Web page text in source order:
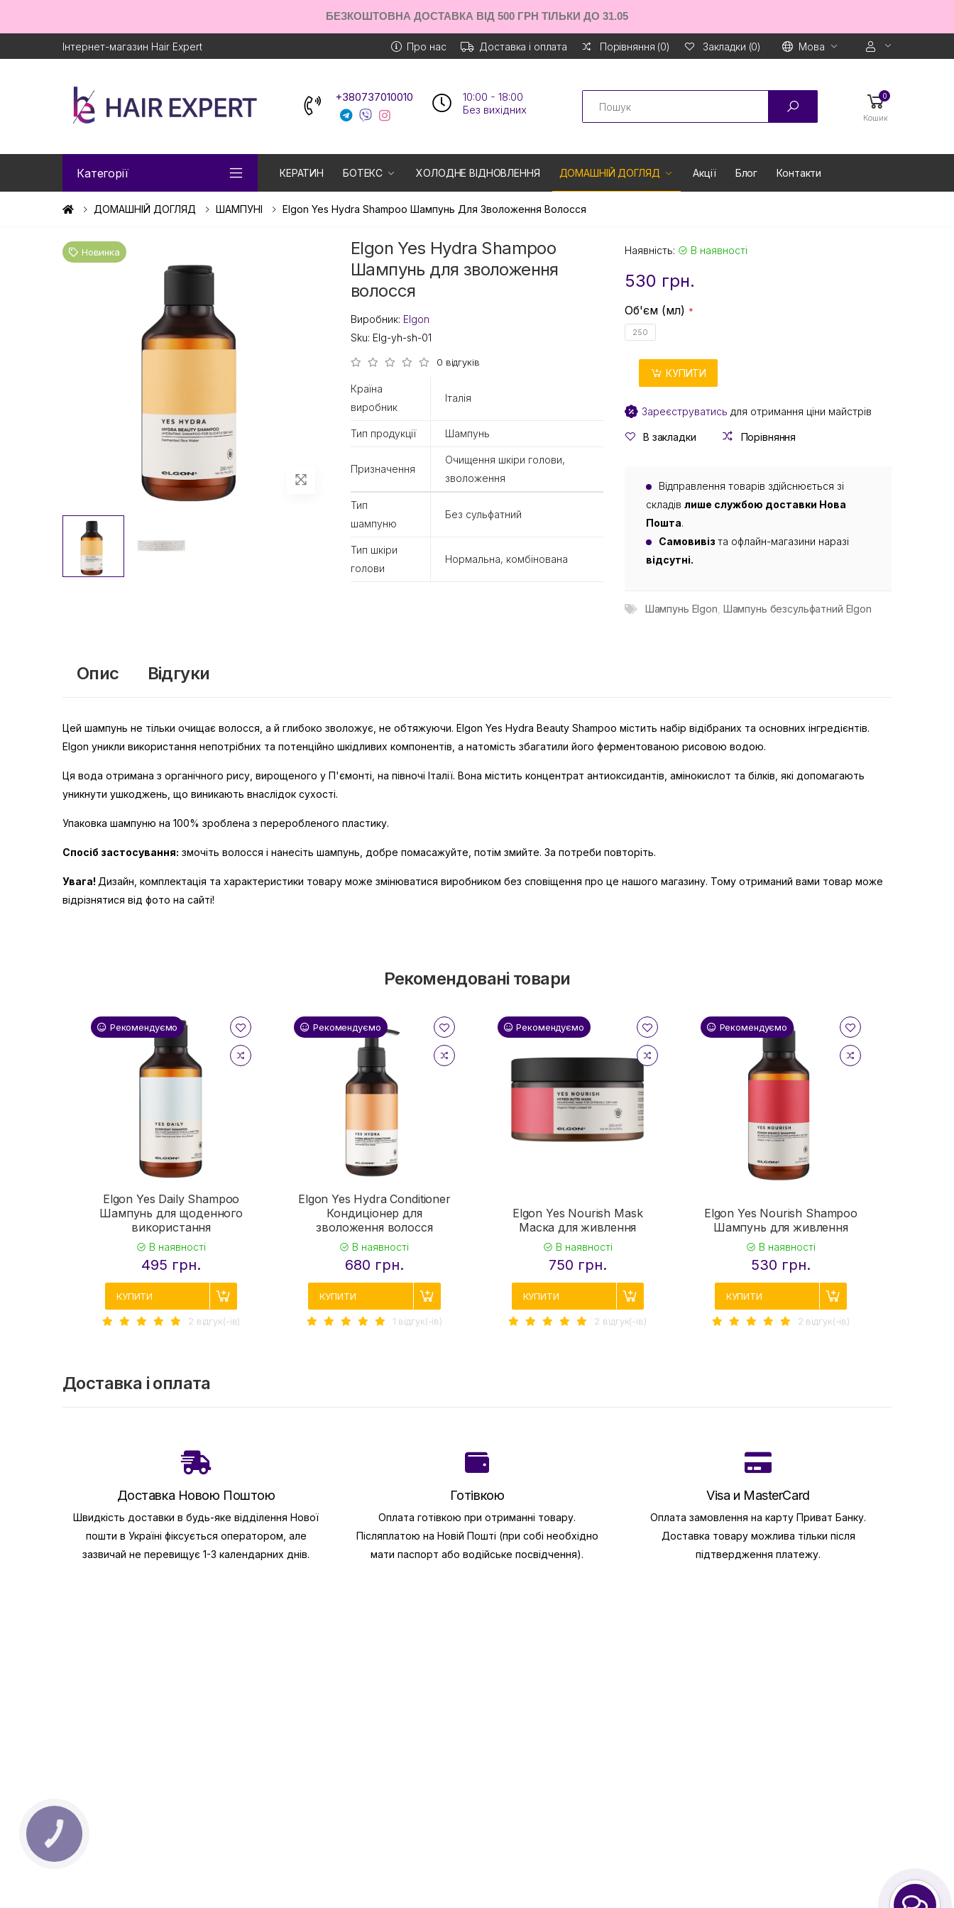
БЕЗКОШТОВНА ДОСТАВКА ВІД 500 ГРН ТІЛЬКИ ДО 31.05
Інтернет-магазин Hair Expert Про нас Доставка і оплата Порівняння (0) Закладки (0) Мова
+380737010010
10:00 - 18:00
Без вихiдних
Search 0
Кошик
Категорії КЕРАТИН БОТЕКС ХОЛОДНЕ ВІДНОВЛЕННЯ ДОМАШНІЙ ДОГЛЯД Акції Блог Контакти
ДОМАШНІЙ ДОГЛЯД ШАМПУНІ Elgon Yes Hydra Shampoo Шампунь Для Зволоження Волосся
Новинка
Elgon Yes Hydra Shampoo
Шампунь для зволоження
волосся
Виробник: Elgon
Sku: Elg-yh-sh-01
0 відгуків
Країна
виробник
Італія
Тип продукції Шампунь
Призначення
Очищення шкіри голови,
зволоження
Тип
шампуню
Без сульфатний
Тип шкіри
голови
Нормальна, комбінована
Наявність: В наявності
530 грн.
Об'єм (мл)
250
КУПИТИ
Зареєструватись для отримання ціни майстрів
В закладки Порівняння
Відправлення товарів здійснюється зі
складів лише службою доставки Нова
Пошта.
Самовивіз та офлайн-магазини наразі
відсутні.
Шампунь Elgon Шампунь безсульфатний Elgon
Опис Відгуки
Цей шампунь не тільки очищає волосся, а й глибоко зволожує, не обтяжуючи. Elgon Yes Hydra Beauty Shampoo містить набір відібраних та основних інгредієнтів.
Elgon уникли використання непотрібних та потенційно шкідливих компонентів, а натомість збагатили його ферментованою рисовою водою.
Ця вода отримана з органічного рису, вирощеного у П'ємонті, на півночі Італії. Вона містить концентрат антиоксидантів, амінокислот та білків, які допомагають
уникнути ушкоджень, що виникають внаслідок сухості.
Упаковка шампуню на 100% зроблена з переробленого пластику.
Спосіб застосування: змочіть волосся і нанесіть шампунь, добре помасажуйте, потім змийте. За потреби повторіть.
Увага! Дизайн, комплектація та характеристики товару може змінюватися виробником без сповіщення про це нашого магазину. Тому отриманий вами товар може
відрізнятися від фото на сайті!
Рекомендовані товари
Рекомендуємо
Elgon Yes Daily Shampoo
Шампунь для щоденного
використання
В наявності
495 грн.
КУПИТИ
2 вiдгук(-iв)
Рекомендуємо
Elgon Yes Hydra Conditioner
Кондиціонер для
зволоження волосся
В наявності
680 грн.
КУПИТИ
1 вiдгук(-iв)
Рекомендуємо
Elgon Yes Nourish Mask
Маска для живлення
В наявності
750 грн.
КУПИТИ
2 вiдгук(-iв)
Рекомендуємо
Elgon Yes Nourish Shampoo
Шампунь для живлення
В наявності
530 грн.
КУПИТИ
2 вiдгук(-iв)
Доставка і оплата
Доставка Новою Поштою
Швидкість доставки в будь-яке відділення Нової
пошти в Україні фіксується оператором, але
зазвичай не перевищує 1-3 календарних днів.
Готівкою
Оплата готівкою при отриманні товару.
Післяплатою на Новій Пошті (при собі необхідно
мати паспорт або водійське посвідчення).
Visa и MasterCard
Оплата замовлення на карту Приват Банку.
Доставка товару можлива тільки після
підтвердження платежу.